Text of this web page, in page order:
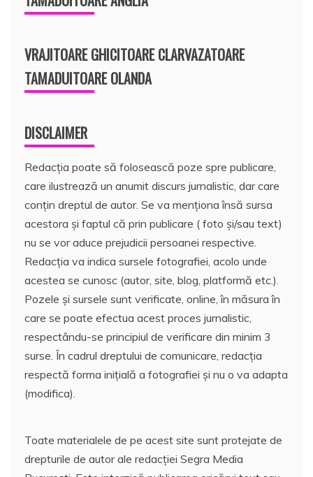
VRAJITOARE GHICITOARE CLARVAZATOARE
TAMADUITOARE OLANDA
DISCLAIMER
Redacția poate să folosească poze spre publicare,
care ilustrează un anumit discurs jurnalistic, dar care
conțin dreptul de autor. Se va menționa însă sursa
acestora și faptul că prin publicare ( foto și/sau text)
nu se vor aduce prejudicii persoanei respective.
Redacția va indica sursele fotografiei, acolo unde
acestea se cunosc (autor, site, blog, platformă etc.).
Pozele și sursele sunt verificate, online, în măsura în
care se poate efectua acest proces jurnalistic,
respectându-se principiul de verificare din minim 3
surse. În cadrul dreptului de comunicare, redacția
respectă forma inițială a fotografiei și nu o va adapta
(modifica).
Toate materialele de pe acest site sunt protejate de
drepturile de autor ale redacției Segra Media